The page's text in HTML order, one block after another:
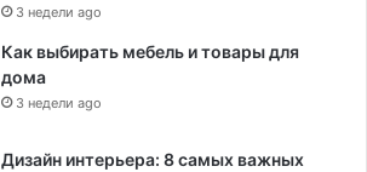
3 недели ago
Как выбирать мебель и товары для
дома
3 недели ago
Дизайн интерьера: 8 самых важных